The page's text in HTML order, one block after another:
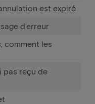
est expiré
d'erreur
comment les
pas reçu de